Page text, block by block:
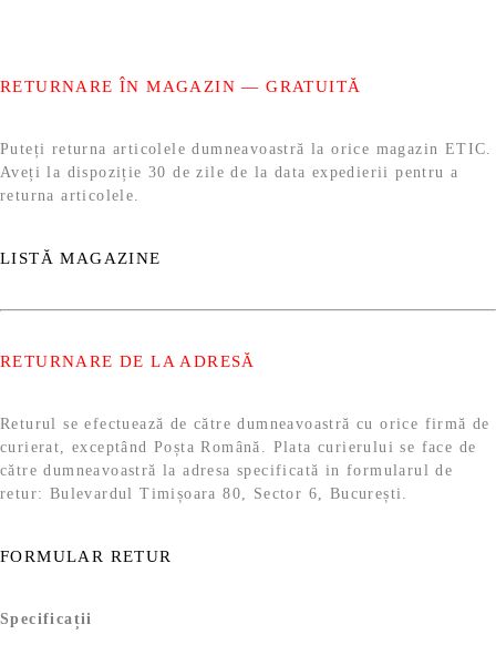
RETURNARE ÎN MAGAZIN — GRATUITĂ
Puteți returna articolele dumneavoastră la orice magazin ETIC.
Aveți la dispoziție 30 de zile de la data expedierii pentru a
returna articolele.
LISTĂ MAGAZINE
RETURNARE DE LA ADRESĂ
Returul se efectuează de către dumneavoastră cu orice firmă de
curierat, exceptând Poșta Română. Plata curierului se face de
către dumneavoastră la adresa specificată in formularul de
retur: Bulevardul Timișoara 80, Sector 6, București.
FORMULAR RETUR
Specificații